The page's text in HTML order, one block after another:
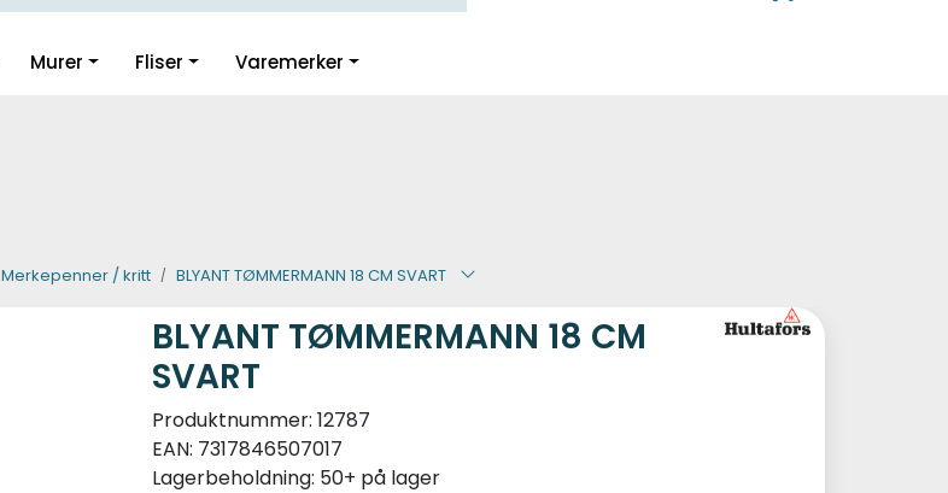
Klikk og hent i Oslo
Murer Fliser Varemerker
Merkepenner / kritt BLYANT TØMMERMANN 18 CM SVART
BLYANT TØMMERMANN 18 CM
SVART
Produktnummer: 12787
EAN: 7317846507017
Lagerbeholdning: 50+ på lager